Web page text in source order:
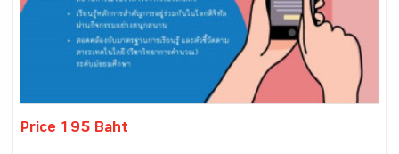
Price 195 Baht